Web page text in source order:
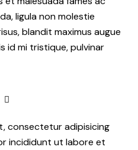
ligula non molestie
blandit maximus augue
id mi tristique, pulvinar
consectetur adipisicing
incididunt ut labore et